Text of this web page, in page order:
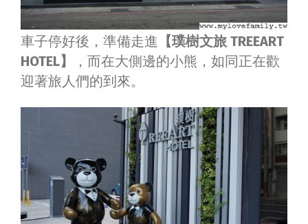
車子停好後，準備走進 【璞樹文旅 TREEART
HOTEL】
，而在大側邊的小熊，如同正在歡
迎著旅人們的到來。